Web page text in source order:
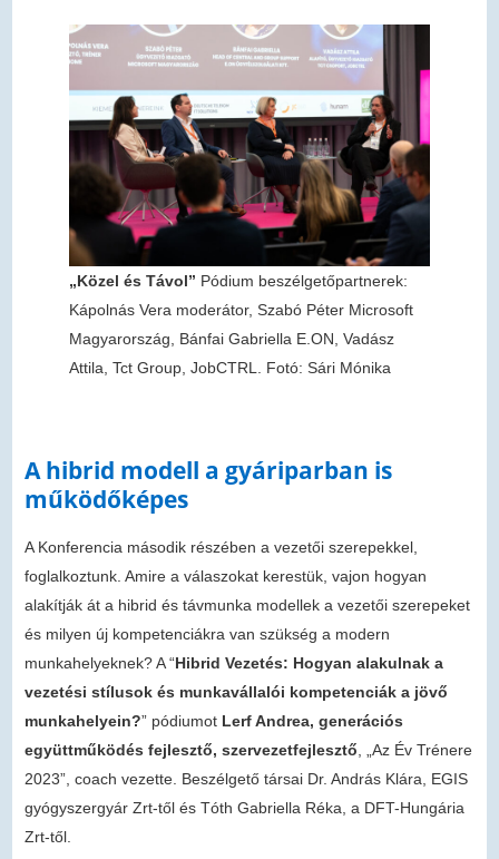
„Közel és Távol” Pódium beszélgetőpartnerek:
Kápolnás Vera moderátor, Szabó Péter Microsoft
Magyarország, Bánfai Gabriella E.ON, Vadász
Attila, Tct Group, JobCTRL. Fotó: Sári Mónika
A hibrid modell a gyáriparban is
működőképes
A Konferencia második részében a vezetői szerepekkel,
foglalkoztunk. Amire a válaszokat kerestük, vajon hogyan
alakítják át a hibrid és távmunka modellek a vezetői szerepeket
és milyen új kompetenciákra van szükség a modern
munkahelyeknek? A “Hibrid Vezetés: Hogyan alakulnak a
vezetési stílusok és munkavállalói kompetenciák a jövő
munkahelyein?” pódiumot Lerf Andrea, generációs
együttműködés fejlesztő, szervezetfejlesztő, „Az Év Trénere
2023”, coach vezette. Beszélgető társai Dr. András Klára, EGIS
gyógyszergyár Zrt-től és Tóth Gabriella Réka, a DFT-Hungária
Zrt-től.